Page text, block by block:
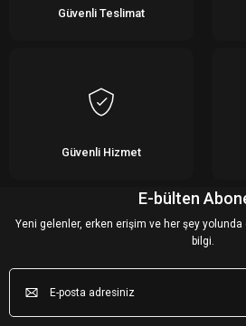
Güvenli Teslimat
Güvenli Hizmet
E-bülten
Yeni gelenler, erken erişim ve her şey yolunda
bilgi.